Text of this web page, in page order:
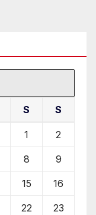
S S
1 2
8 9
15 16
22 23